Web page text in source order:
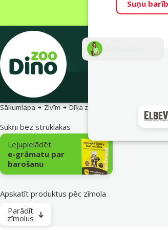
Suņu
Sākumlapa Zivīm Dīķa zivīm
Sūkņi bez strūklakas
Apakškategorija
Lejupielādēt
e-grāmatu par
barošanu
Apskatīt produktus pēc zīmola
Parādīt
zīmolus